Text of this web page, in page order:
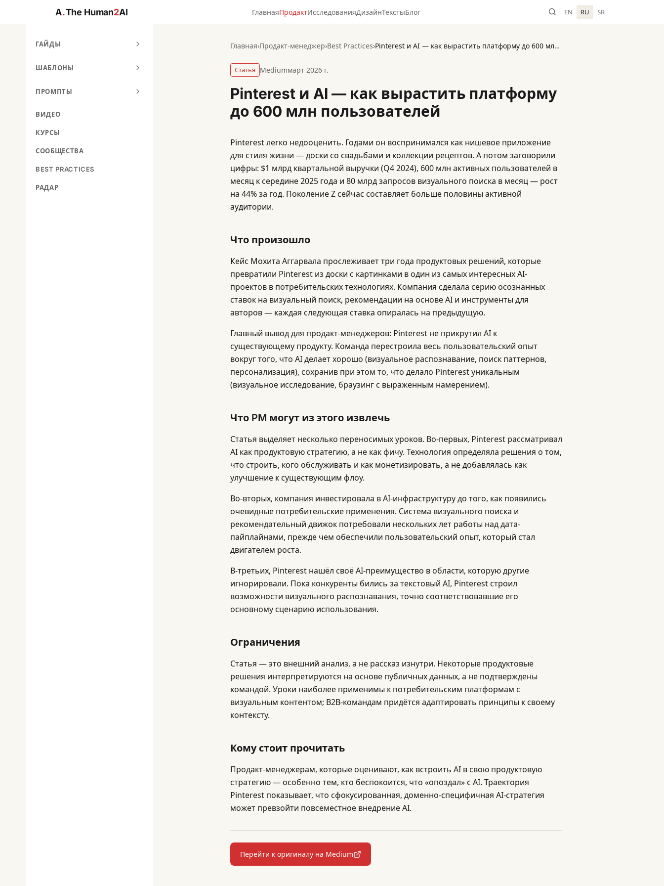
A.The Human2AI ГлавнаяПродактИсследованияДизайнТекстыБлог EN RU SR
ГАЙДЫ
ШАБЛОНЫ
ПРОМПТЫ
ВИДЕО
КУРСЫ
СООБЩЕСТВА
BEST PRACTICES
РАДАР
Главная›Продакт-менеджер›Best Practices› Pinterest и AI — как вырастить платформу до 600 млн пользователей
Статья Mediumмарт 2026 г.
Pinterest и AI — как вырастить платформу
до 600 млн пользователей
Pinterest легко недооценить. Годами он воспринимался как нишевое приложение
для стиля жизни — доски со свадьбами и коллекции рецептов. А потом заговорили
цифры: $1 млрд квартальной выручки (Q4 2024), 600 млн активных пользователей в
месяц к середине 2025 года и 80 млрд запросов визуального поиска в месяц — рост
на 44% за год. Поколение Z сейчас составляет больше половины активной
аудитории.
Что произошло
Кейс Мохита Аггарвала прослеживает три года продуктовых решений, которые
превратили Pinterest из доски с картинками в один из самых интересных AI-
проектов в потребительских технологиях. Компания сделала серию осознанных
ставок на визуальный поиск, рекомендации на основе AI и инструменты для
авторов — каждая следующая ставка опиралась на предыдущую.
Главный вывод для продакт-менеджеров: Pinterest не прикрутил AI к
существующему продукту. Команда перестроила весь пользовательский опыт
вокруг того, что AI делает хорошо (визуальное распознавание, поиск паттернов,
персонализация), сохранив при этом то, что делало Pinterest уникальным
(визуальное исследование, браузинг с выраженным намерением).
Что PM могут из этого извлечь
Статья выделяет несколько переносимых уроков. Во-первых, Pinterest рассматривал
AI как продуктовую стратегию, а не как фичу. Технология определяла решения о том,
что строить, кого обслуживать и как монетизировать, а не добавлялась как
улучшение к существующим флоу.
Во-вторых, компания инвестировала в AI-инфраструктуру до того, как появились
очевидные потребительские применения. Система визуального поиска и
рекомендательный движок потребовали нескольких лет работы над дата-
пайплайнами, прежде чем обеспечили пользовательский опыт, который стал
двигателем роста.
В-третьих, Pinterest нашёл своё AI-преимущество в области, которую другие
игнорировали. Пока конкуренты бились за текстовый AI, Pinterest строил
возможности визуального распознавания, точно соответствовавшие его
основному сценарию использования.
Ограничения
Статья — это внешний анализ, а не рассказ изнутри. Некоторые продуктовые
решения интерпретируются на основе публичных данных, а не подтверждены
командой. Уроки наиболее применимы к потребительским платформам с
визуальным контентом; B2B-командам придётся адаптировать принципы к своему
контексту.
Кому стоит прочитать
Продакт-менеджерам, которые оценивают, как встроить AI в свою продуктовую
стратегию — особенно тем, кто беспокоится, что «опоздал» с AI. Траектория
Pinterest показывает, что сфокусированная, доменно-специфичная AI-стратегия
может превзойти повсеместное внедрение AI.
Перейти к оригиналу на Medium